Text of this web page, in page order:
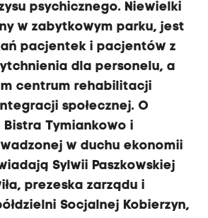
psychicznego. Niewielki
w zabytkowym parku, jest
pacjentek i pacjentów z
dla personelu, a
centrum rehabilitacji
społecznej. O
Tymiankowo i
w duchu ekonomii
Sylwii Paszkowskiej
prezeska zarządu i
Socjalnej Kobierzyn,